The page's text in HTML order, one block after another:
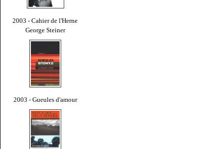
2003 - Cahier de l'Herne
George Steiner
2003 - Gueules d'amour